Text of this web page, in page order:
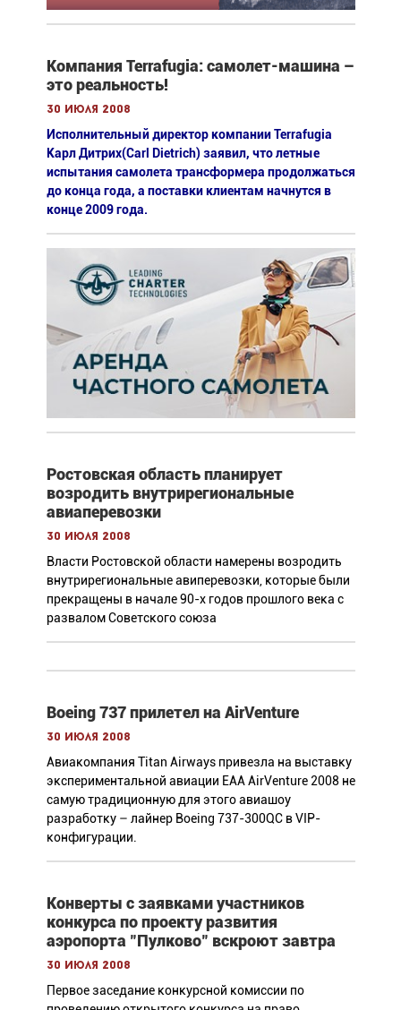
Компания Terrafugia: самолет-машина –
это реальность!
30 июля 2008
Исполнительный директор компании Terrafugia
Карл Дитрих(Carl Dietrich) заявил, что летные
испытания самолета трансформера продолжаться
до конца года, а поставки клиентам начнутся в
конце 2009 года.
Ростовская область планирует
возродить внутрирегиональные
авиаперевозки
30 июля 2008
Власти Ростовской области намерены возродить
внутрирегиональные авиперевозки, которые были
прекращены в начале 90-х годов прошлого века с
развалом Советского союза
Boeing 737 прилетел на AirVenture
30 июля 2008
Авиакомпания Titan Airways привезла на выставку
экспериментальной авиации ЕАА AirVenture 2008 не
самую традиционную для этого авиашоу
разработку – лайнер Boeing 737-300QC в VIP-
конфигурации.
Конверты с заявками участников
конкурса по проекту развития
аэропорта "Пулково" вскроют завтра
30 июля 2008
Первое заседание конкурсной комиссии по